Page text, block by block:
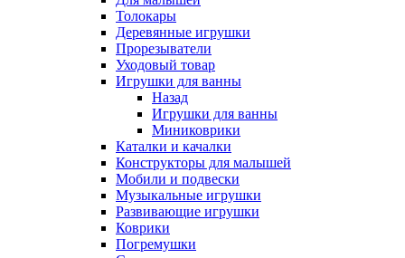
Толокары
Деревянные игрушки
Прорезыватели
Уходовый товар
Игрушки для ванны
Назад
Игрушки для ванны
Миниковрики
Каталки и качалки
Конструкторы для малышей
Мобили и подвески
Музыкальные игрушки
Развивающие игрушки
Коврики
Погремушки